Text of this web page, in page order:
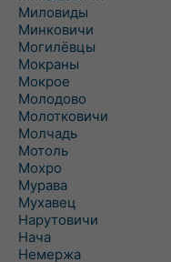
Миловиды
Минковичи
Могилёвцы
Мокраны
Мокрое
Молодово
Молотковичи
Молчадь
Мотоль
Мохро
Мурава
Мухавец
Нарутовичи
Нача
Немержа